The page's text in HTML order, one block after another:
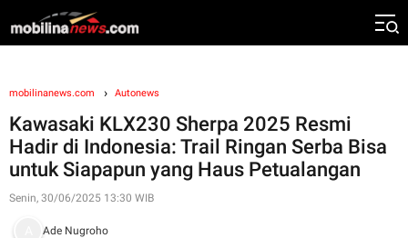
mobilinanews.com Autonews
Kawasaki KLX230 Sherpa 2025 Resmi
Hadir di Indonesia: Trail Ringan Serba Bisa
untuk Siapapun yang Haus Petualangan
Senin, 30/06/2025 13:30 WIB
Ade Nugroho